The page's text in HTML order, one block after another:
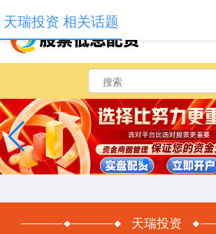
天瑞投资
天瑞投资 相关话题